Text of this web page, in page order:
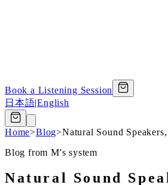
Book a Listening Session
日本語|English
Home>Blog>Natural Sound
Blog from M's system
Natural Sound